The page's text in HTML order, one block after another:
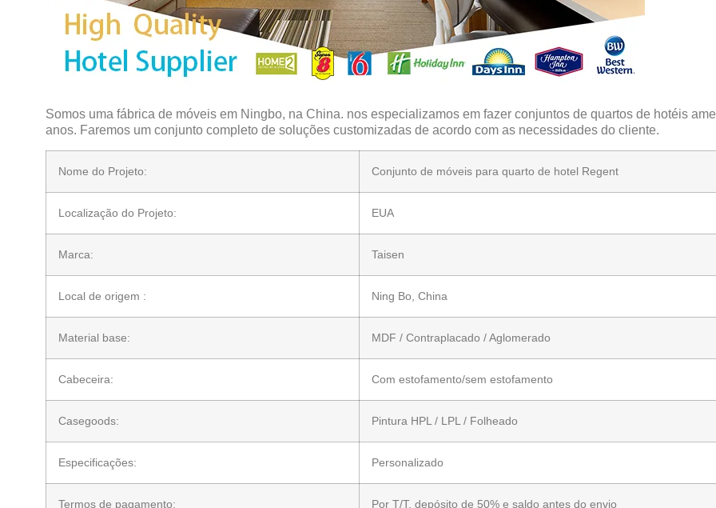
Somos uma fábrica de móveis em Ningbo, na China. nos especializamos em fazer conjuntos de quartos de hotéis
anos. Faremos um conjunto completo de soluções customizadas de acordo com as necessidades do cliente.
Nome do Projeto: Conjunto de móveis para quarto de hotel Regent
Localização do Projeto: EUA
Marca: Taisen
Local de origem : Ning Bo, China
Material base: MDF / Contraplacado / Aglomerado
Cabeceira: Com estofamento/sem estofamento
Casegoods: Pintura HPL / LPL / Folheado
Especificações: Personalizado
Termos de pagamento: Por T/T, depósito de 50% e saldo antes do envio